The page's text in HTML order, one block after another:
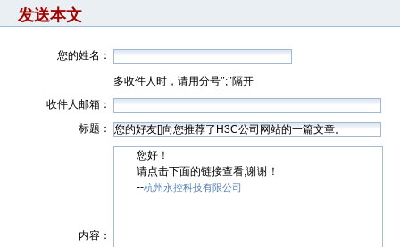
发送本文
您的姓名：
多收件人时，请用分号";"隔开
收件人邮箱：
标题：
内容：
您好！
请点击下面的链接查看,谢谢！
--杭州永控科技有限公司